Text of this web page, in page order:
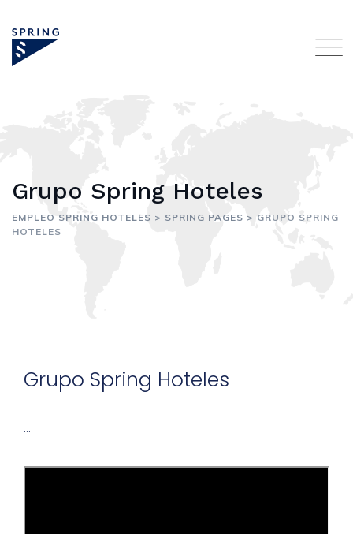
to
content
Grupo Spring Hoteles
EMPLEO SPRING HOTELES > SPRING PAGES > GRUPO SPRING
HOTELES
Grupo Spring Hoteles
…